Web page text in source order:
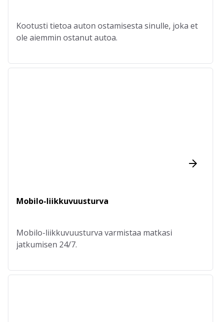
Kootusti tietoa auton ostamisesta sinulle, joka et
ole aiemmin ostanut autoa.
Mobilo-liikkuvuusturva
Mobilo-liikkuvuusturva varmistaa matkasi
jatkumisen 24/7.